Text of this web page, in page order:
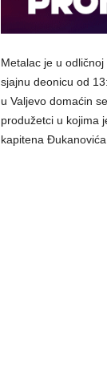
Metalac je u
sjajnu deonicu od
u Valjevo domaćin
produžetci u kojima
kapitena